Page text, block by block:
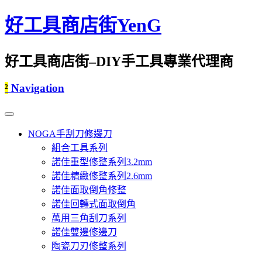
好工具商店街YenG
好工具商店街–DIY手工具專業代理商
² Navigation
NOGA手刮刀修邊刀
組合工具系列
諾佳重型修整系列3.2mm
諾佳精緻修整系列2.6mm
諾佳面取倒角修整
諾佳回轉式面取倒角
萬用三角刮刀系列
諾佳雙邊修邊刀
陶瓷刀刃修整系列